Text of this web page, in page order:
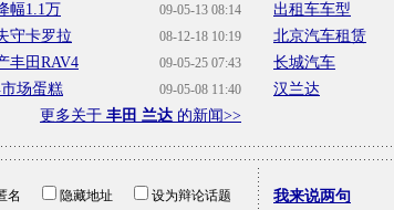
09-05-13 08:14
幅1.1万
08-12-18 10:19
守卡罗拉
09-05-25 07:43
丰田RAV4
09-05-08 11:40
场蛋糕
更多关于 丰田 兰达 的新闻>>
出租车车型
北京汽车租赁
长城汽车
汉兰达
名 隐藏地址
设为辩论话题
我来说两句